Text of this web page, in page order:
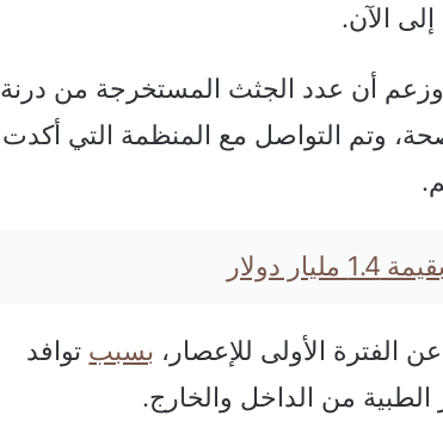
الآن.
وزعم أن عدد الجثث المستخرجة من درنة
الصحة، وتم التواصل مع المنظمة التي أكدت
دولار
الأولى للإعصار، بسبب توافد
الطبية من الداخل والخارج.